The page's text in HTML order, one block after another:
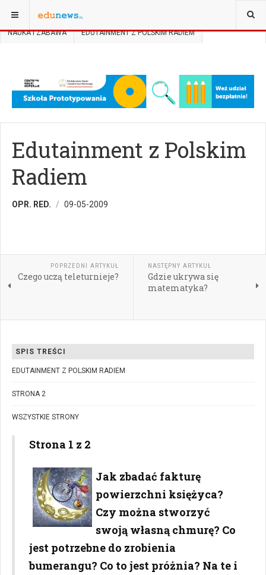
JESTEŚ TUTAJ:
NAUKA I ZABAWA EDUTAINMENT Z POLSKIM RADIEM
Edutainment z Polskim
Radiem
OPR. RED. 09-05-2009
POPRZEDNI ARTYKUŁ
Czego uczą teleturnieje?
NASTĘPNY ARTYKUŁ
Gdzie ukrywa się
matematyka?
SPIS TREŚCI
EDUTAINMENT Z POLSKIM RADIEM
STRONA 2
WSZYSTKIE STRONY
Strona 1 z 2
Jak zbadać fakturę
powierzchni księżyca?
Czy można stworzyć
swoją własną chmurę? Co
jest potrzebne do zrobienia
bumerangu? Co to jest próżnia? Na te i